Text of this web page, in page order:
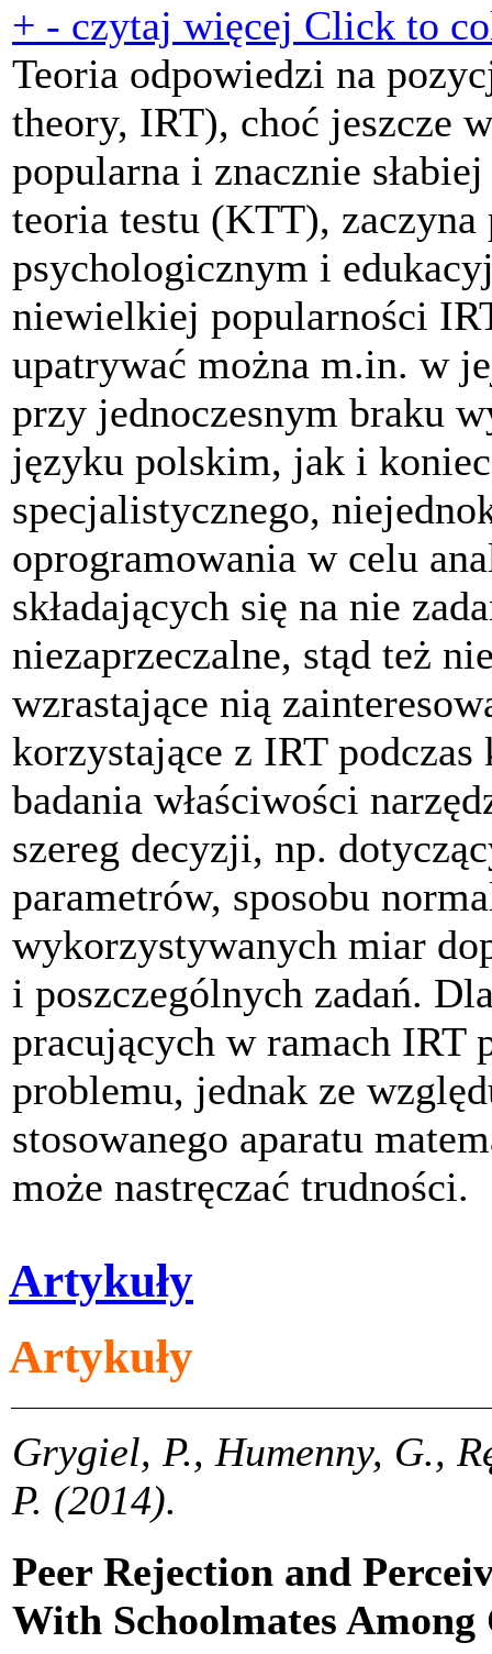
+ - czytaj więcej Click to
Teoria odpowiedzi na
theory, IRT), choć jeszcze
popularna i znacznie
teoria testu (KTT),
psychologicznym i
niewielkiej popularności
upatrywać można m.in. w
przy jednoczesnym braku
języku polskim, jak i
specjalistycznego,
oprogramowania w celu
składających się na nie
niezaprzeczalne, stąd też
wzrastające nią
korzystające z IRT
badania właściwości
szereg decyzji, np.
parametrów, sposobu
wykorzystywanych miar
i poszczególnych zadań.
pracujących w ramach IRT
problemu, jednak ze
stosowanego aparatu
może nastręczać trudności.
Artykuły
Artykuły
Grygiel, P., Humenny, G.,
P. (2014).
Peer Rejection and
With Schoolmates